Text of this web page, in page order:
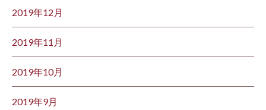
2019年12月
2019年11月
2019年10月
2019年9月